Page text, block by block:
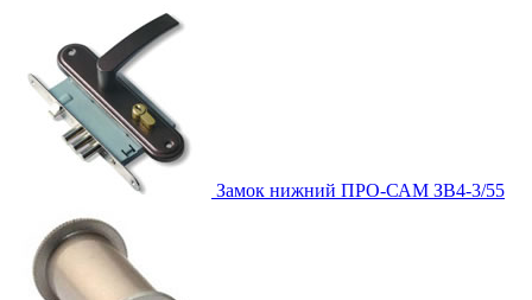
Замок нижний ПРО-САМ ЗВ4-3/55